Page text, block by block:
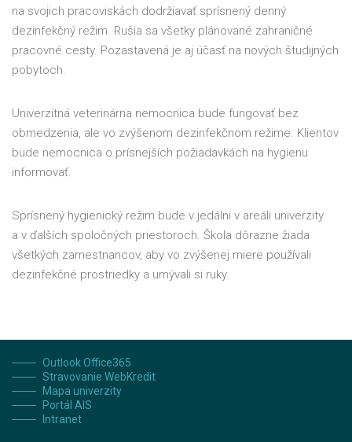
na svojich pracoviskách dodržiavať sprísnený denný
dezinfekčný režim. Rušia sa všetky plánované zahraničné
pracovné cesty. Pozastavená je aj účasť na nových študijných
pobytoch.
Univerzitná veterinárna nemocnica bude fungovať bez
obmedzenia, ale vo zvýšenom dezinfekčnom režime. Klientov
bude nemocnica o prísnejších požiadavkách na hygienu
informovať.
Sprísnený hygienický režim bude v jedálni v areáli univerzity
a v ďalších spoločných priestoroch. Škola dôrazne žiada
všetkých zamestnancov, aby vo zvýšenej miere používali
dezinfekčné prostriedky a umývali si ruky.
Outlook Office365
Stravovanie WebKredit
Mapa univerzity
Portál AIS
Intranet